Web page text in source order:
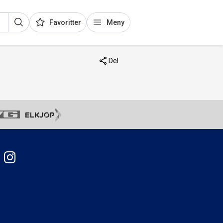
Favoritter Meny
Del